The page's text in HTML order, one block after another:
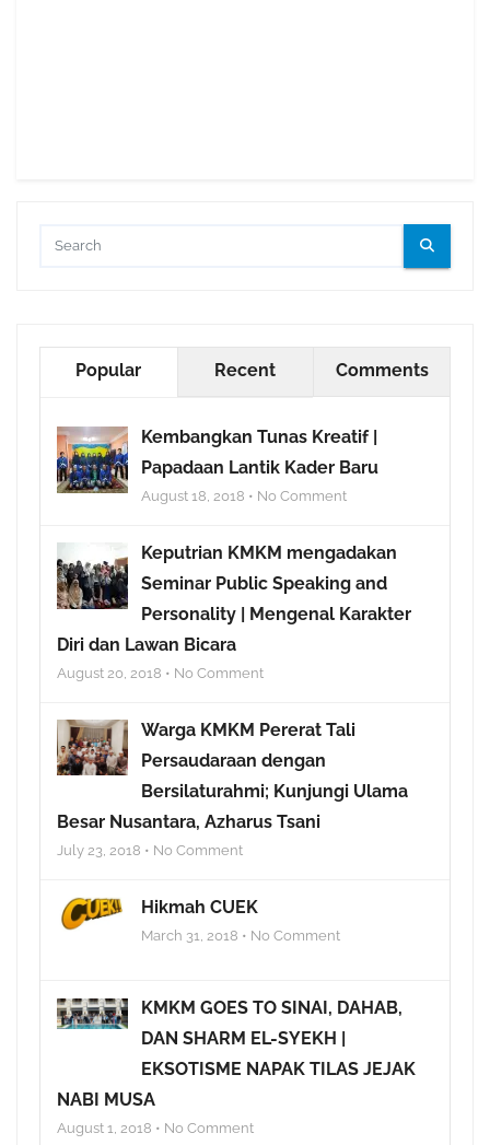
Popular Recent Comments
Kembangkan Tunas Kreatif |
Papadaan Lantik Kader Baru
August 18, 2018 • No Comment
Keputrian KMKM mengadakan
Seminar Public Speaking and
Personality | Mengenal Karakter
Diri dan Lawan Bicara
August 20, 2018 • No Comment
Warga KMKM Pererat Tali
Persaudaraan dengan
Bersilaturahmi; Kunjungi Ulama
Besar Nusantara, Azharus Tsani
July 23, 2018 • No Comment
Hikmah CUEK
March 31, 2018 • No Comment
KMKM GOES TO SINAI, DAHAB,
DAN SHARM EL-SYEKH |
EKSOTISME NAPAK TILAS JEJAK
NABI MUSA
August 1, 2018 • No Comment